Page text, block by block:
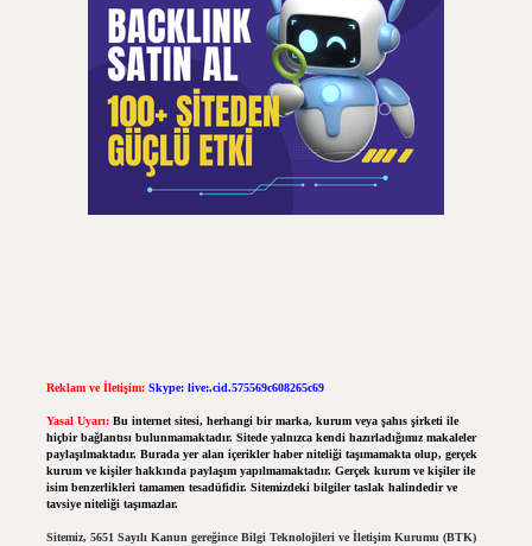
Reklam ve İletişim: Skype: live:.cid.575569c608265c69
Yasal Uyarı: Bu internet sitesi, herhangi bir marka, kurum veya şahıs şirketi ile
hiçbir bağlantısı bulunmamaktadır. Sitede yalnızca kendi hazırladığımız makaleler
paylaşılmaktadır. Burada yer alan içerikler haber niteliği taşımamakta olup, gerçek
kurum ve kişiler hakkında paylaşım yapılmamaktadır. Gerçek kurum ve kişiler ile
isim benzerlikleri tamamen tesadüfidir. Sitemizdeki bilgiler taslak halindedir ve
tavsiye niteliği taşımazlar.
Sitemiz, 5651 Sayılı Kanun gereğince Bilgi Teknolojileri ve İletişim Kurumu (BTK)